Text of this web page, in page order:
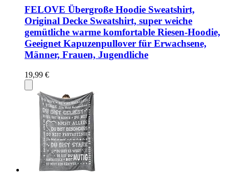
FELOVE Übergroße Hoodie Sweatshirt,
Original Decke Sweatshirt, super weiche
gemütliche warme komfortable Riesen-Hoodie,
Geeignet Kapuzenpullover für Erwachsene,
Männer, Frauen, Jugendliche
19,99 €